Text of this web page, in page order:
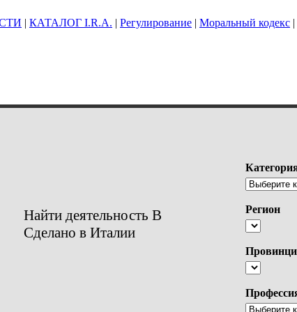
| КАТАЛОГ I.R.A. | Регулирование | Моральный кодекс |
Найти деятельность В
Сделано в Италии
Регион